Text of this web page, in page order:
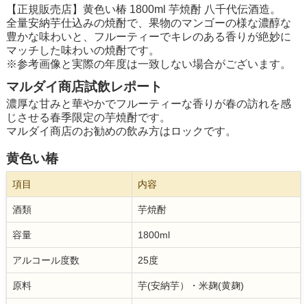
【正規販売店】黄色い椿 1800ml 芋焼酎 八千代伝酒造。
全量安納芋仕込みの焼酎で、果物のマンゴーの様な濃醇な
豊かな味わいと、フルーティーでキレのある香りが絶妙に
マッチした味わいの焼酎です。
※参考画像と実際の年度は一致しない場合がございます。
マルダイ商店試飲レポート
濃厚な甘みと華やかでフルーティーな香りが春の訪れを感
じさせる春季限定の芋焼酎です。
マルダイ商店のお勧めの飲み方はロックです。
黄色い椿
項目 内容
酒類 芋焼酎
容量 1800ml
アルコール度数 25度
原料 芋(安納芋）・米麹(黄麹)